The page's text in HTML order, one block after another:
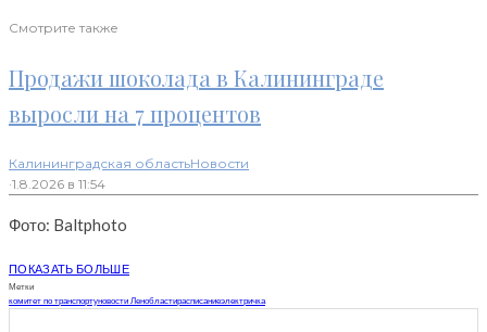
Смотрите также
Продажи шоколада в Калининграде
выросли на 7 процентов
Калининградская областьНовости
·1.8.2026 в 11:54
Фото: Baltphoto
ПОКАЗАТЬ БОЛЬШЕ
Метки
комитет по транспортуновости Ленобластирасписаниеэлектричка